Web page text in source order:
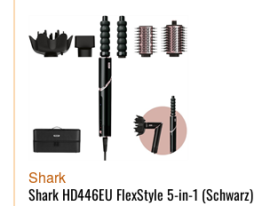
Shark
Shark HD446EU FlexStyle 5-in-1 (Schwarz)